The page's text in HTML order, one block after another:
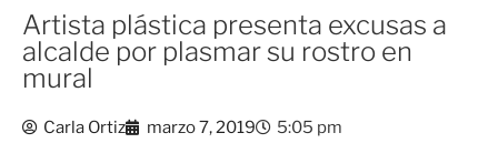
Artista plástica presenta excusas a
alcalde por plasmar su rostro en
mural
Carla Ortiz marzo 7, 2019 5:05 pm